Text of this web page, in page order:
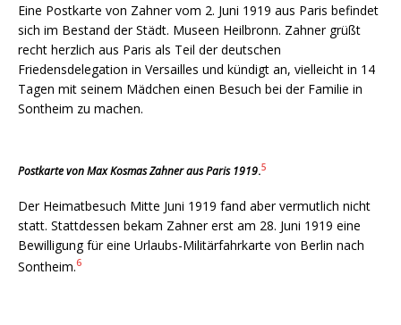
Eine Postkarte von Zahner vom 2. Juni 1919 aus Paris befindet
sich im Bestand der Städt. Museen Heilbronn. Zahner grüßt
recht herzlich aus Paris als Teil der deutschen
Friedensdelegation in Versailles und kündigt an, vielleicht in 14
Tagen mit seinem Mädchen einen Besuch bei der Familie in
Sontheim zu machen.
Postkarte von Max Kosmas Zahner aus Paris 1919.5
Der Heimatbesuch Mitte Juni 1919 fand aber vermutlich nicht
statt. Stattdessen bekam Zahner erst am 28. Juni 1919 eine
Bewilligung für eine Urlaubs-Militärfahrkarte von Berlin nach
Sontheim.6